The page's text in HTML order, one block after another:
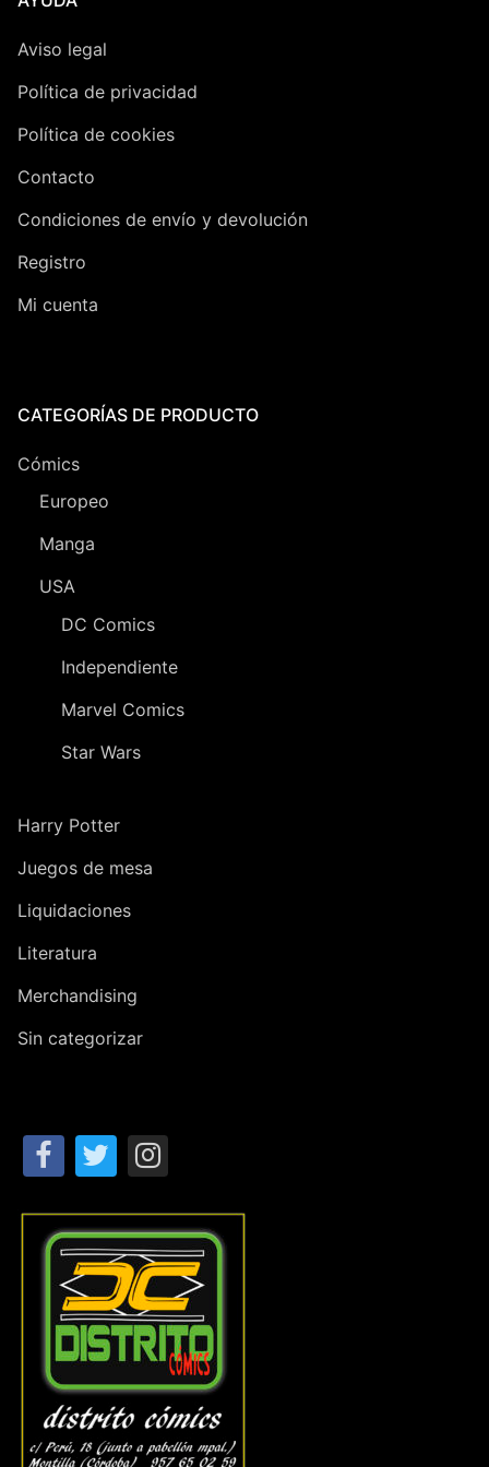
Aviso legal
Política de privacidad
Política de cookies
Contacto
Condiciones de envío y devolución
Registro
Mi cuenta
CATEGORÍAS DE PRODUCTO
Cómics
Europeo
Manga
USA
DC Comics
Independiente
Marvel Comics
Star Wars
Harry Potter
Juegos de mesa
Liquidaciones
Literatura
Merchandising
Sin categorizar